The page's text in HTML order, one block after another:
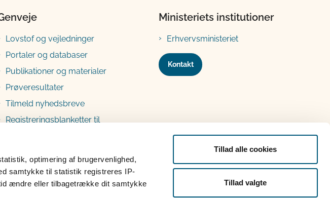
optimering af brugervenlighed,
samtykke til statistik registreres IP-
ændre eller tilbagetrække dit samtykke
Tillad alle cookies
Tillad valgte
Lovstof og vejledninger
Portaler og databaser
Publikationer og materialer
Prøveresultater
Tilmeld nyhedsbreve
Registreringsblanketter til
Ministeriets institutioner
Erhvervsministeriet
Kontakt